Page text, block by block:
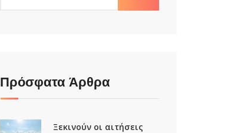
Πρόσφατα Άρθρα
Ξεκινούν οι αιτήσεις